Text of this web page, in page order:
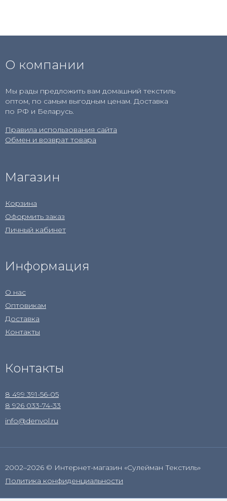
О компании
Мы рады предложить вам домашний текстиль
оптом, по самым выгодным ценам. Доставка
по РФ и Беларусь.
Правила использования сайта
Обмен и возврат товара
Магазин
Корзина
Оформить заказ
Личный кабинет
Информация
О нас
Оптовикам
Доставка
Контакты
Контакты
8 499 391-56-05
8 926 033-74-33
info@denvol.ru
2002–2026 © Интернет-магазин «Сулейман Текстиль»
Политика конфиденциальности